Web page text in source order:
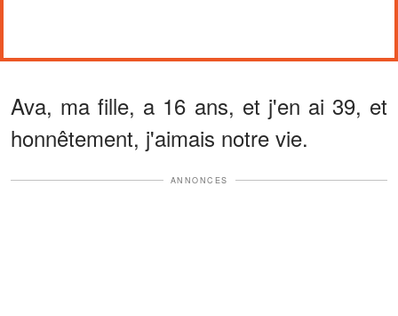
Ava, ma fille, a 16 ans, et j'en ai 39, et
honnêtement, j'aimais notre vie.
ANNONCES